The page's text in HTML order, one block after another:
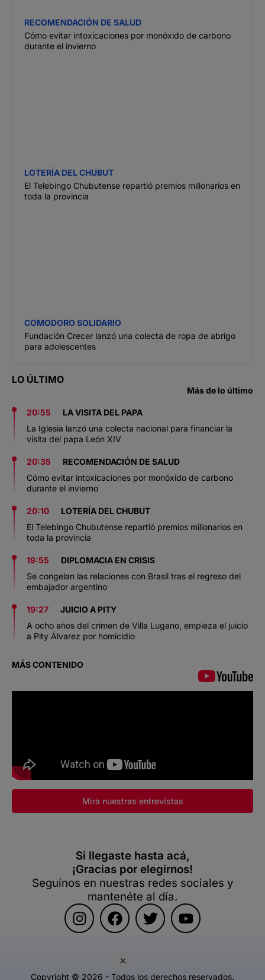
×
RECOMENDACIÓN DE SALUD
Cómo evitar intoxicaciones por monóxido de carbono
durante el invierno
LOTERÍA DEL CHUBUT
El Telebingo Chubutense repartió premios millonarios en
toda la provincia
COMODORO SOLIDARIO
Fundación Crecer lanzó una colecta de ropa de abrigo
para adolescentes
LO ÚLTIMO
Más de lo último
20:55
LA VISITA DEL PAPA
La Iglesia lanzó una colecta nacional para financiar la
visita del papa León XIV
20:35
RECOMENDACIÓN DE SALUD
Cómo evitar intoxicaciones por monóxido de carbono
durante el invierno
20:10
LOTERÍA DEL CHUBUT
El Telebingo Chubutense repartió premios millonarios en
toda la provincia
19:55
DIPLOMACIA EN CRISIS
Se congelan las relaciones con Brasil tras el regreso del
embajador argentino
19:27
JUICIO A PITY
A ocho años del crimen de Villa Lugano, empieza el juicio
a Pity Álvarez por homicidio
MÁS CONTENIDO
Mirá nuestras entrevistas
Si llegaste hasta acá,
¡Gracias por elegirnos!
Seguínos en nuestras redes sociales y
mantenéte al día.
Copyright © 2026 - Todos los derechos reservados.